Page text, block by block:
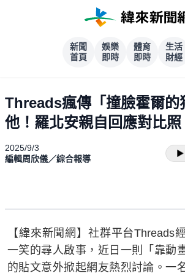
新聞
首頁
娛樂
即時
體育
即時
生活
財經
Threads瘋傳「撞臉霍爾的
他！羅北安親自回應對比照
2025/9/3
編輯周欣儀／綜合報導
【緯來新聞網】社群平台Threads
一笑的尋人啟事，近日一則「靠動
的貼文意外掀起網友熱烈討論。一